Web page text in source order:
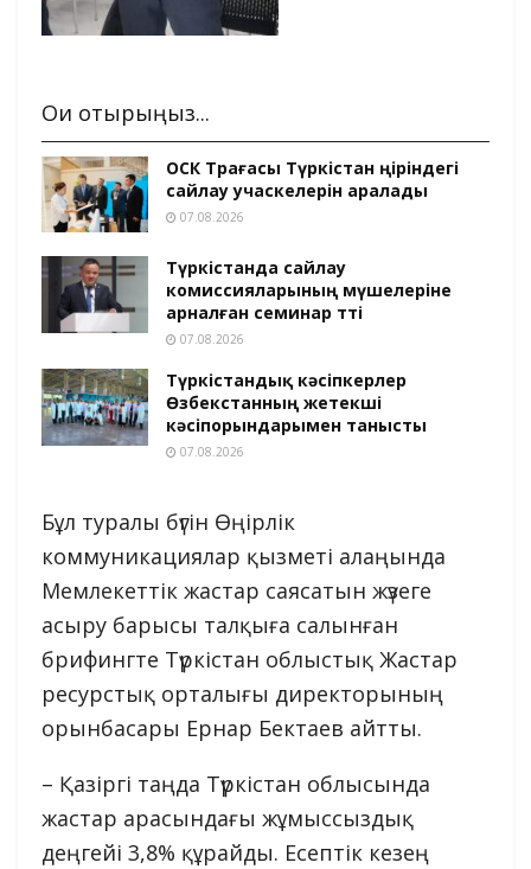
Оқи отырыңыз...
ОСК Төрағасы Түркістан өңіріндегі
сайлау учаскелерін аралады
07.08.2026
Түркістанда сайлау
комиссияларының мүшелеріне
арналған семинар өтті
07.08.2026
Түркістандық кәсіпкерлер
Өзбекстанның жетекші
кәсіпорындарымен танысты
07.08.2026
Бұл туралы бүгін Өңірлік
коммуникациялар қызметі алаңында
Мемлекеттік жастар саясатын жүзеге
асыру барысы талқыға салынған
брифингте Түркістан облыстық Жастар
ресурстық орталығы директорының
орынбасары Ернар Бектаев айтты.
– Қазіргі таңда Түркістан облысында
жастар арасындағы жұмыссыздық
деңгейі 3,8% құрайды. Есептік кезең